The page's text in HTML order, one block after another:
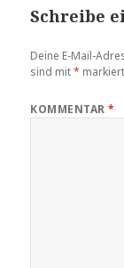
Schreibe
Deine E-Mail-
sind mit* markiert
KOMMENTAR*